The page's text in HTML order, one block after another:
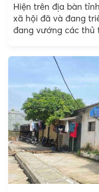
Hiện trên địa bàn
xã hội đã và đang
đang vướng các thủ